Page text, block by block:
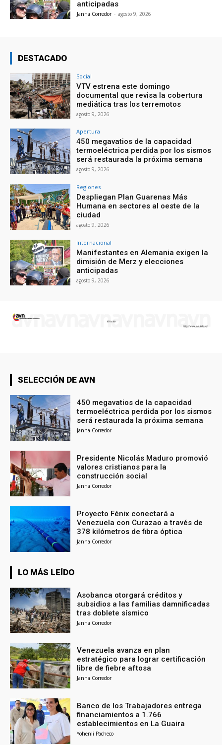
anticipadas
Janna Corredor - agosto 9, 2026
DESTACADO
Social
VTV estrena este domingo
documental que revisa la cobertura
mediática tras los terremotos
agosto 9, 2026
Apertura
450 megavatios de la capacidad
termoeléctrica perdida por los sismos
será restaurada la próxima semana
agosto 9, 2026
Regiones
Despliegan Plan Guarenas Más
Humana en sectores al oeste de la
ciudad
agosto 9, 2026
Internacional
Manifestantes en Alemania exigen la
dimisión de Merz y elecciones
anticipadas
agosto 9, 2026
SELECCIÓN DE AVN
450 megavatios de la capacidad
termoeléctrica perdida por los sismos
será restaurada la próxima semana
Janna Corredor
Presidente Nicolás Maduro promovió
valores cristianos para la
construcción social
Janna Corredor
Proyecto Fénix conectará a
Venezuela con Curazao a través de
378 kilómetros de fibra óptica
Janna Corredor
LO MÁS LEÍDO
Asobanca otorgará créditos y
subsidios a las familias damnificadas
tras doblete sísmico
Janna Corredor
Venezuela avanza en plan
estratégico para lograr certificación
libre de fiebre aftosa
Janna Corredor
Banco de los Trabajadores entrega
financiamientos a 1.766
establecimientos en La Guaira
Yohenli Pacheco